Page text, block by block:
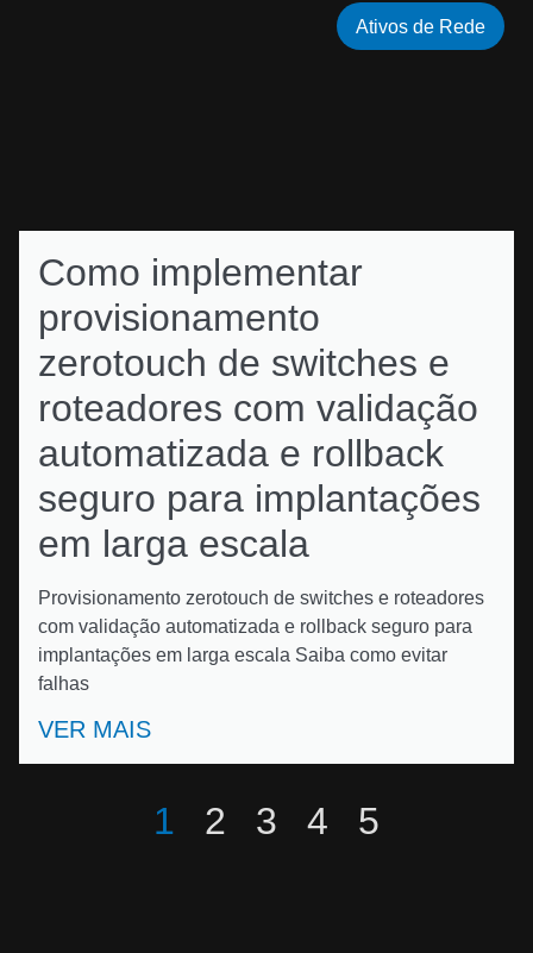
Como implementar
provisionamento
zerotouch de switches e
roteadores com validação
automatizada e rollback
seguro para implantações
em larga escala
Provisionamento zerotouch de switches e roteadores
com validação automatizada e rollback seguro para
implantações em larga escala Saiba como evitar
falhas
VER MAIS
Ativos de Rede
1 2 3 4 5